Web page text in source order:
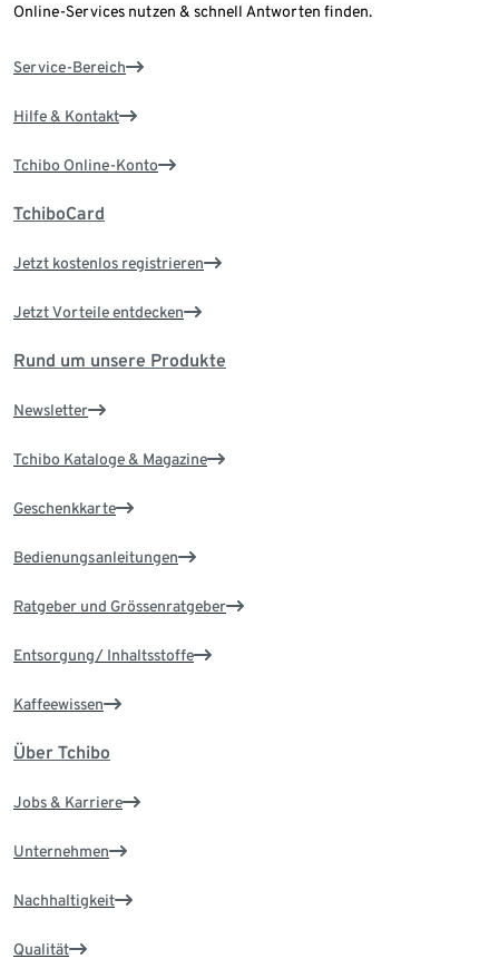
Online-Services nutzen & schnell Antworten finden.
Service-Bereich
Hilfe & Kontakt
Tchibo Online-Konto
TchiboCard
Jetzt kostenlos registrieren
Jetzt Vorteile entdecken
Rund um unsere Produkte
Newsletter
Tchibo Kataloge & Magazine
Geschenkkarte
Bedienungsanleitungen
Ratgeber und Grössenratgeber
Entsorgung/ Inhaltsstoffe
Kaffeewissen
Über Tchibo
Jobs & Karriere
Unternehmen
Nachhaltigkeit
Qualität